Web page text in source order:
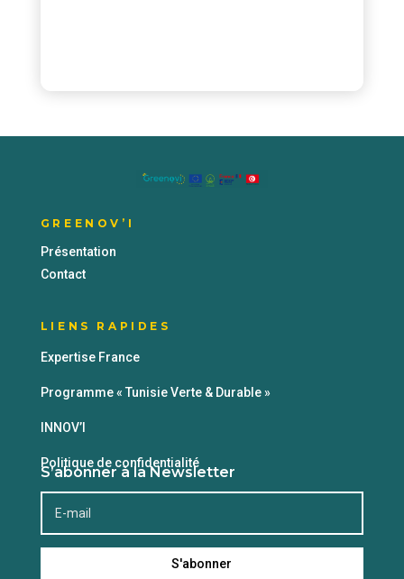
GREENOV’I
Présentation
Contact
LIENS RAPIDES
Expertise France
Programme « Tunisie Verte & Durable »
INNOV’I
Politique de confidentialité
S’abonner à la Newsletter
S'abonner